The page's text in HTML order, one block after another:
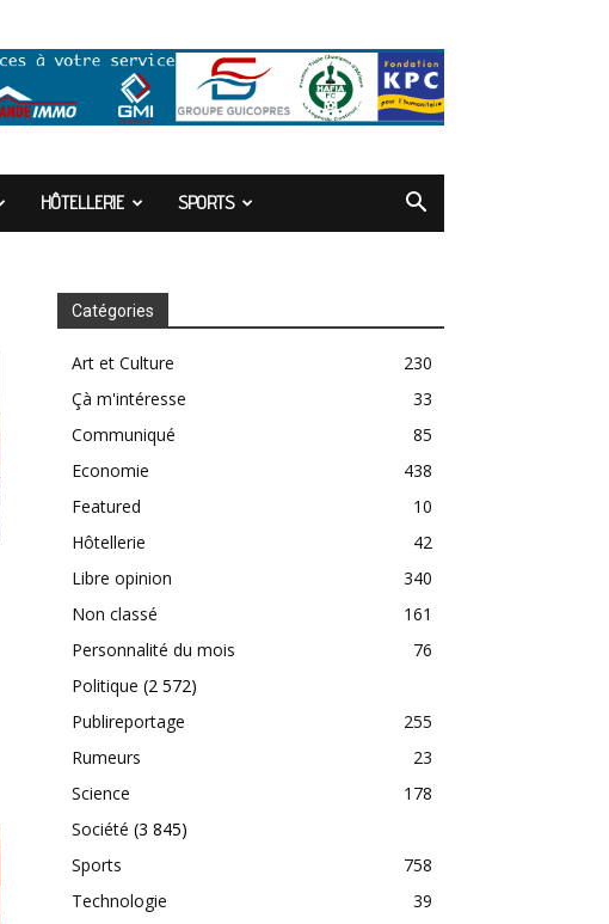
HÔTELLERIE SPORTS
Catégories
Art et Culture
230
Çà m'intéresse
33
Communiqué
85
Economie
438
Featured
10
Hôtellerie
42
Libre opinion
340
Non classé
161
Personnalité du mois
76
Politique (2 572)
Publireportage
255
Rumeurs
23
Science
178
Société (3 845)
Sports
758
Technologie
39